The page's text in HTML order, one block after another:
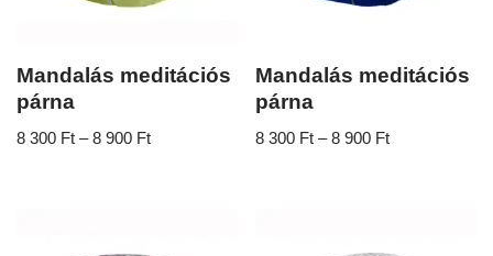
Mandalás meditációs
párna
8 300 Ft – 8 900 Ft
Mandalás meditációs
párna
8 300 Ft – 8 900 Ft